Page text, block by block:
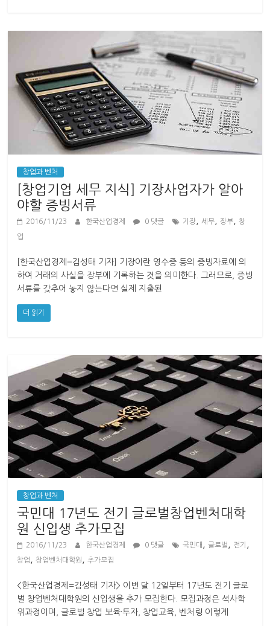
창업과 벤처
[창업기업 세무 지식] 기장사업자가 알아
야할 증빙서류
2016/11/23 한국산업경제 0 댓글 기장 세무 ,장부 창
업
[한국산업경제=김성태 기자] 기장이란 영수증 등의 증빙자료에 의
하여 거래의 사실을 장부에 기록하는 것을 의미한다. 그러므로, 증빙
서류를 갖추어 놓지 않는다면 실제 지출된
더 읽기
창업과 벤처
국민대 17년도 전기 글로벌창업벤처대학
원 신입생 추가모집
2016/11/23 한국산업경제 0 댓글 국민대 ,글로벌 , 전기 ,
창업 , 창업벤처대학원 ,추가모집
<한국산업경제=김성태 기자> 이번 달 12일부터 17년도 전기 글로
벌 창업벤처대학원의 신입생을 추가 모집한다. 모집과정은 석사학
위과정이며, 글로벌 창업 보육·투자, 창업교육, 벤처링 이렇게